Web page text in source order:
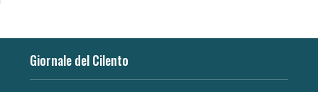
Giornale del Cilento